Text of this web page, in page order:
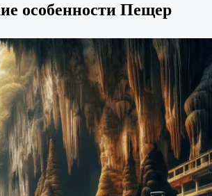
особенности Пещер